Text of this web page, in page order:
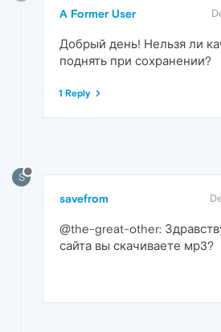
A Former User
Добрый день! Нельзя ли
поднять при сохранении?
1 Reply
S
savefrom
@the-great-other:
сайта вы скачиваете мр3?